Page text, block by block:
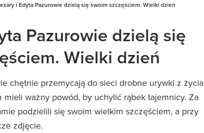
i Edyta Pazurowie dzielą się swoim szczęściem. Wielki dzień
Pazurowie dzielą się
Wielki dzień
chętnie przemycają do sieci drobne urywki z życia
mieli ważny powód, by uchylić rąbek tajemnicy. Za
podzielili się swoim wielkim szczęściem, a przy
zdjęcie.